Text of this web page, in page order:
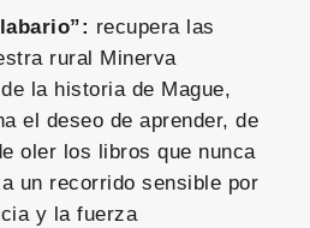
recupera las
rural Minerva
la historia de Mague,
el deseo de aprender, de
oler los libros que nunca
un recorrido sensible por
y la fuerza